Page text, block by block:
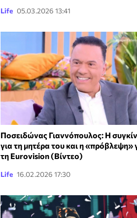
Life 05.03.2026 13:41
Ποσειδώνας Γιαννόπουλος: Η
για τη μητέρα του και η «πρόβλεψη»
τη Eurovision (Βίντεο)
Life 16.02.2026 17:30